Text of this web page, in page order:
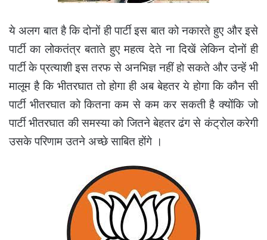
ये अलग बात है कि दोनों ही पार्टी इस बात को नकारते हुए और इसे
पार्टी का लोकतंत्र बताते हुए महत्व देते ना दिखें लेकिन दोनों ही
पार्टी के प्रत्याशी इस तरफ से अनभिज्ञ नहीं हो सकते और उन्हें भी
मालूम है कि भीतरघात तो होगा ही अब बेहतर ये होगा कि कौन सी
पार्टी भीतरघात को कितना कम से कम कर सकती है क्योंकि जो
पार्टी भीतरघात की समस्या को जितने बेहतर ढंग से कंट्रोल करेगी
उसके परिणाम उतने अच्छे साबित होंगे ।